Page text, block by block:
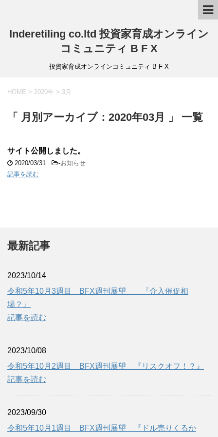
Inderetiling co.ltd 投資家育成オンライン
コミュニティ B F X
投資家育成オンラインコミュニティ B F X
HOME > 2020年 > 3月
「 月別アーカイブ：2020年03月 」 一覧
サイト公開しました。
2020/03/31 -お知らせ
記事を読む
最新記事
2023/10/14
令和5年10月3週目 BFX週刊展望 『介入催促相
場？』
記事を読む
2023/10/08
令和5年10月2週目 BFX週刊展望 『リスクオフ！？』
記事を読む
2023/09/30
令和5年10月1週目 BFX週刊展望 『ドル売りくるか